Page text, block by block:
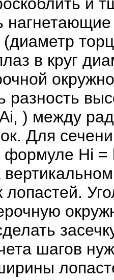
(диаметр
в круг
разность
) между
Для
формуле Нi =
шагов